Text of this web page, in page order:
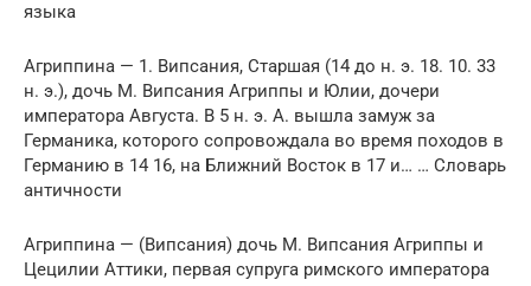
языка
Агриппина — 1. Випсания, Старшая (14 до н. э. 18. 10. 33
н. э.), дочь М. Випсания Агриппы и Юлии, дочери
императора Августа. В 5 н. э. А. вышла замуж за
Германика, которого сопровождала во время походов в
Германию в 14 16, на Ближний Восток в 17 и… … Словарь
античности
Агриппина — (Випсания) дочь М. Випсания Агриппы и
Цецилии Аттики, первая супруга римского императора